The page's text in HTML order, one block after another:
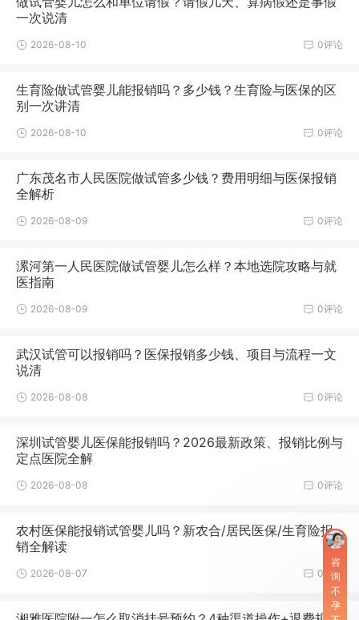
一次说清
0评论
2026-08-10
生育险做试管婴儿能报销吗？多少钱？生育险与医保的区
别一次讲清
0评论
2026-08-10
广东茂名市人民医院做试管多少钱？费用明细与医保报销
全解析
0评论
2026-08-09
漯河第一人民医院做试管婴儿怎么样？本地选院攻略与就
医指南
0评论
2026-08-09
武汉试管可以报销吗？医保报销多少钱、项目与流程一文
说清
0评论
2026-08-08
深圳试管婴儿医保能报销吗？2026最新政策、报销比例与
定点医院全解
0评论
2026-08-08
农村医保能报销试管婴儿吗？新农合/居民医保/生育险报
销全解读
0评论
2026-08-07
咨
询
不
孕